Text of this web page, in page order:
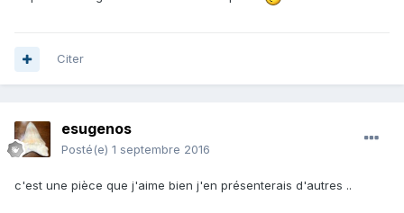
Citer
esugenos
Posté(e) 1 septembre 2016
c'est une pièce que j'aime bien j'en présenterais d'autres ..